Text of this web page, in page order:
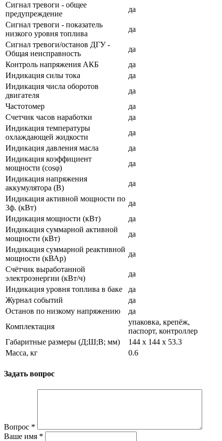
Сигнал тревоги - общее
предупреждение
да
Сигнал тревоги - показатель
низкого уровня топлива
да
Сигнал тревоги/останов ДГУ -
Общая неисправность
да
Контроль напряжения АКБ
да
Индикация силы тока
да
Индикация числа оборотов
двигателя
да
Частотомер
да
Счетчик часов наработки
да
Индикация температуры
охлаждающей жидкости
да
Индикация давления масла
да
Индикация коэффициент
мощности (cosφ)
да
Индикация напряжения
аккумулятора (В)
да
Индикация активной мощности по
3ф. (кВт)
да
Индикация мощности (кВт)
да
Индикация суммарной активной
мощности (кВт)
да
Индикация суммарной реактивной
мощности (кВАр)
да
Счётчик выработанной
электроэнергии (кВт/ч)
да
Индикация уровня топлива в баке
да
Журнал событий
да
Останов по низкому напряжению
да
Комплектация
упаковка, крепёж,
паспорт, контроллер
Габаритные размеры (Д;Ш;В; мм)
144 х 144 х 53.3
Масса, кг
0.6
Задать вопрос
Вопрос *
Ваше имя *